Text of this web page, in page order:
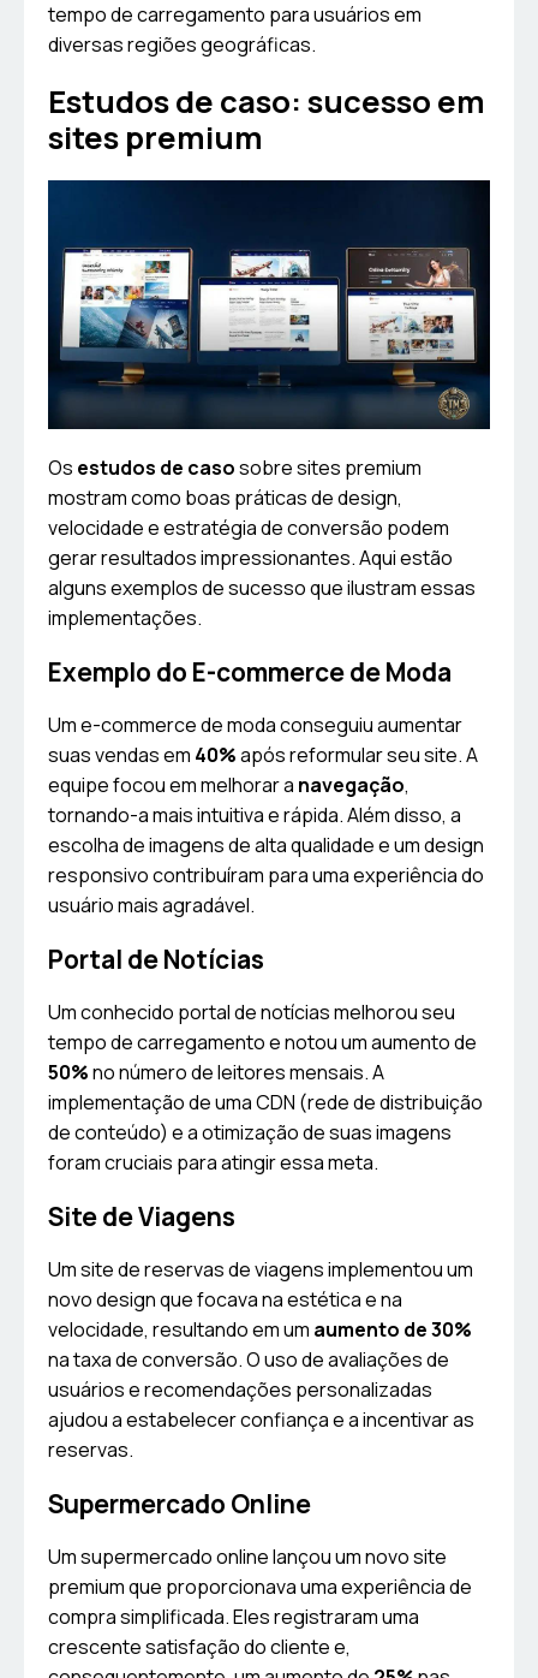
tempo de carregamento para usuários em
diversas regiões geográficas.
Estudos de caso: sucesso em
sites premium
Os estudos de casosobre sites premium
mostram como boas práticas de design,
velocidade e estratégia de conversão podem
gerar resultados impressionantes. Aqui estão
alguns exemplos de sucesso que ilustram essas
implementações.
Exemplo do E-commerce de Moda
Um e-commerce de moda conseguiu aumentar
suas vendas em 40%após reformular seu site. A
equipe focou em melhorar a navegação,
tornando-a mais intuitiva e rápida. Além disso, a
escolha de imagens de alta qualidade e um design
responsivo contribuíram para uma experiência do
usuário mais agradável.
Portal de Notícias
Um conhecido portal de notícias melhorou seu
tempo de carregamento e notou um aumento de
50%no número de leitores mensais. A
implementação de uma CDN (rede de distribuição
de conteúdo) e a otimização de suas imagens
foram cruciais para atingir essa meta.
Site de Viagens
Um site de reservas de viagens implementou um
novo design que focava na estética e na
velocidade, resultando em um aumento de 30%
na taxa de conversão. O uso de avaliações de
usuários e recomendações personalizadas
ajudou a estabelecer confiança e a incentivar as
reservas.
Supermercado Online
Um supermercado online lançou um novo site
premium que proporcionava uma experiência de
compra simplificada. Eles registraram uma
crescente satisfação do cliente e,